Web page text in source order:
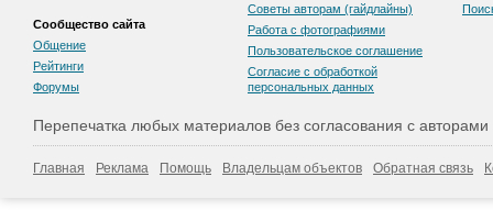
Сообщество сайта
Общение
Рейтинги
Форумы
Советы авторам (гайдлайны)
Работа с фотографиями
Пользовательскоe соглашение
Согласие с обработкой
персональных данных
Перепечатка любых материалов без согласования с
Главная Реклама Помощь Владельцам объектов Обратная связь